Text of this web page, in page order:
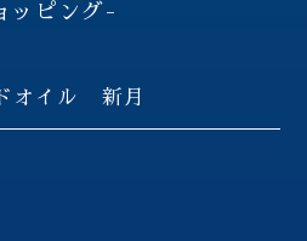
ッピング-
オイル 新月